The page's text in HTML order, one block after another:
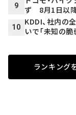
9
ず 8月1日以降
10
KDDI、社内の
いで「未知の
ランキング